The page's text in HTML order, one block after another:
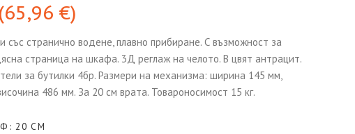
(65,96 €)
със странично водене, плавно прибиране. С възможност за
страница на шкафа. 3Д реглаж на челото. В цвят антрацит.
за бутилки 4бр. Размери на механизма: ширина 145 мм,
486 мм. За 20 см врата. Товароносимост 15 кг.
20 СМ